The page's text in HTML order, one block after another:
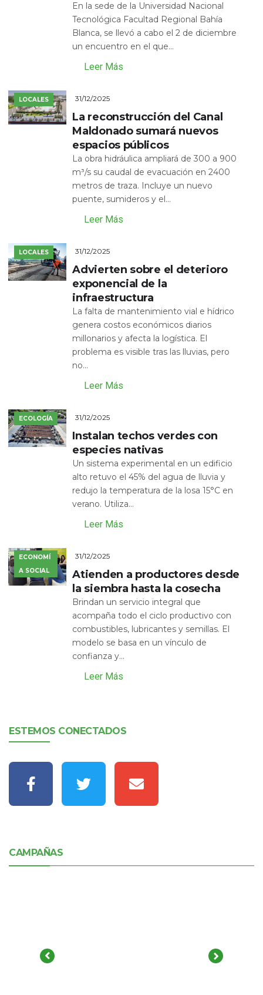
En la sede de la Universidad Nacional
Tecnológica Facultad Regional Bahía
Blanca, se llevó a cabo el 2 de diciembre
un encuentro en el que...
Leer Más
LOCALES 31/12/2025
La reconstrucción del Canal
Maldonado sumará nuevos
espacios públicos
La obra hidráulica ampliará de 300 a 900
m³/s su caudal de evacuación en 2400
metros de traza. Incluye un nuevo
puente, sumideros y el...
Leer Más
LOCALES 31/12/2025
Advierten sobre el deterioro
exponencial de la
infraestructura
La falta de mantenimiento vial e hídrico
genera costos económicos diarios
millonarios y afecta la logística. El
problema es visible tras las lluvias, pero
no...
Leer Más
ECOLOGÍA 31/12/2025
Instalan techos verdes con
especies nativas
Un sistema experimental en un edificio
alto retuvo el 45% del agua de lluvia y
redujo la temperatura de la losa 15°C en
verano. Utiliza...
Leer Más
ECONOMÍ
A SOCIAL
31/12/2025
Atienden a productores desde
la siembra hasta la cosecha
Brindan un servicio integral que
acompaña todo el ciclo productivo con
combustibles, lubricantes y semillas. El
modelo se basa en un vínculo de
confianza y...
Leer Más
ESTEMOS CONECTADOS
CAMPAÑAS